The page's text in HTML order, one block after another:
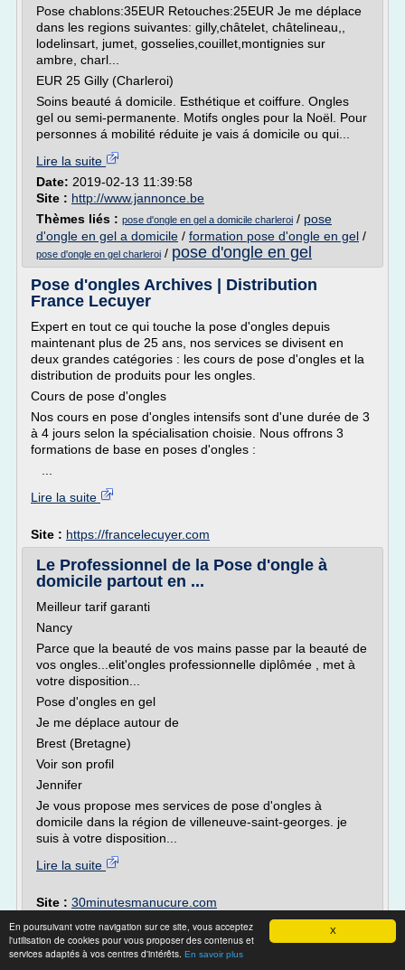
X
En poursuivant votre navigation sur ce site, vous acceptez
l'utilisation de cookies pour vous proposer des contenus et
services adaptés à vos centres d'intérêts. En savoir plus
Pose chablons:35EUR Retouches:25EUR Je me déplace
dans les regions suivantes: gilly,châtelet, châtelineau,,
lodelinsart, jumet, gosselies,couillet,montignies sur
ambre, charl...
EUR 25 Gilly (Charleroi)
Soins beauté á domicile. Esthétique et coiffure. Ongles
gel ou semi-permanente. Motifs ongles pour la Noël. Pour
personnes á mobilité réduite je vais á domicile ou qui...
Lire la suite
Date: 2019-02-13 11:39:58
Site : http://www.jannonce.be
Thèmes liés : pose d'ongle en gel a domicile charleroi / pose
d'ongle en gel a domicile / formation pose d'ongle en gel /
pose d'ongle en gel charleroi / pose d'ongle en gel
Pose d'ongles Archives | Distribution
France Lecuyer
Expert en tout ce qui touche la pose d'ongles depuis
maintenant plus de 25 ans, nos services se divisent en
deux grandes catégories : les cours de pose d'ongles et la
distribution de produits pour les ongles.
Cours de pose d'ongles
Nos cours en pose d'ongles intensifs sont d'une durée de 3
à 4 jours selon la spécialisation choisie. Nous offrons 3
formations de base en poses d'ongles :
Lire la suite
Site : https://francelecuyer.com
Le Professionnel de la Pose d'ongle à
domicile partout en ...
Meilleur tarif garanti
Nancy
Parce que la beauté de vos mains passe par la beauté de
vos ongles...elit'ongles professionnelle diplômée , met à
votre disposition...
Pose d'ongles en gel
Je me déplace autour de
Brest (Bretagne)
Voir son profil
Jennifer
Je vous propose mes services de pose d'ongles à
domicile dans la région de villeneuve-saint-georges. je
suis à votre disposition...
Lire la suite
Site : 30minutesmanucure.com
Votre centre de formation pose et modelage
d’ongles à ...